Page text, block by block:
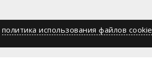
политика использования файлов cookie